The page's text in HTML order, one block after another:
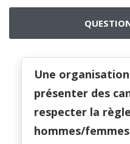
Une
présenter des
respecter la
hommes/femmes